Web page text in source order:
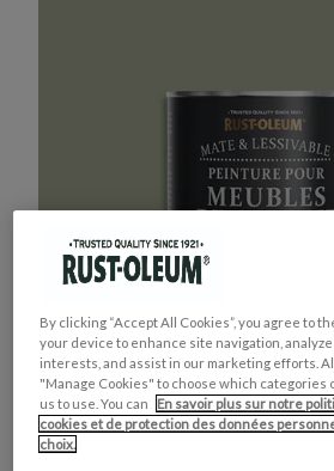
MEUBLES DE CUISINE
VERT KAKI
By clicking “Accept All Cookies”, you agree to
your device to enhance site navigation,
interests, and assist in our marketing efforts.
"Manage Cookies" to choose which categories
us to use. You can
En savoir plus sur notre
cookies et de protection des données
choix.